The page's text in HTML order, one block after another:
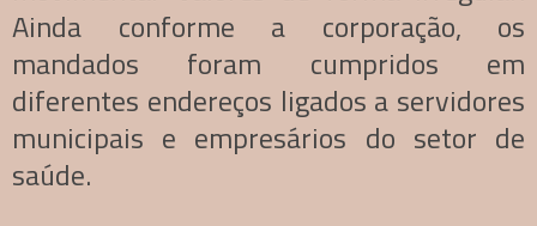
Ainda conforme a corporação, os
mandados foram cumpridos em
diferentes endereços ligados a servidores
municipais e empresários do setor de
saúde.